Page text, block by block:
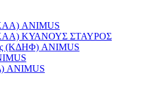
ANIMUS
(ΚΑΑ) ΚΥΑΝΟΥΣ ΣΤΑΥΡΟΣ
(ΚΔΗΦ) ANIMUS
ANIMUS